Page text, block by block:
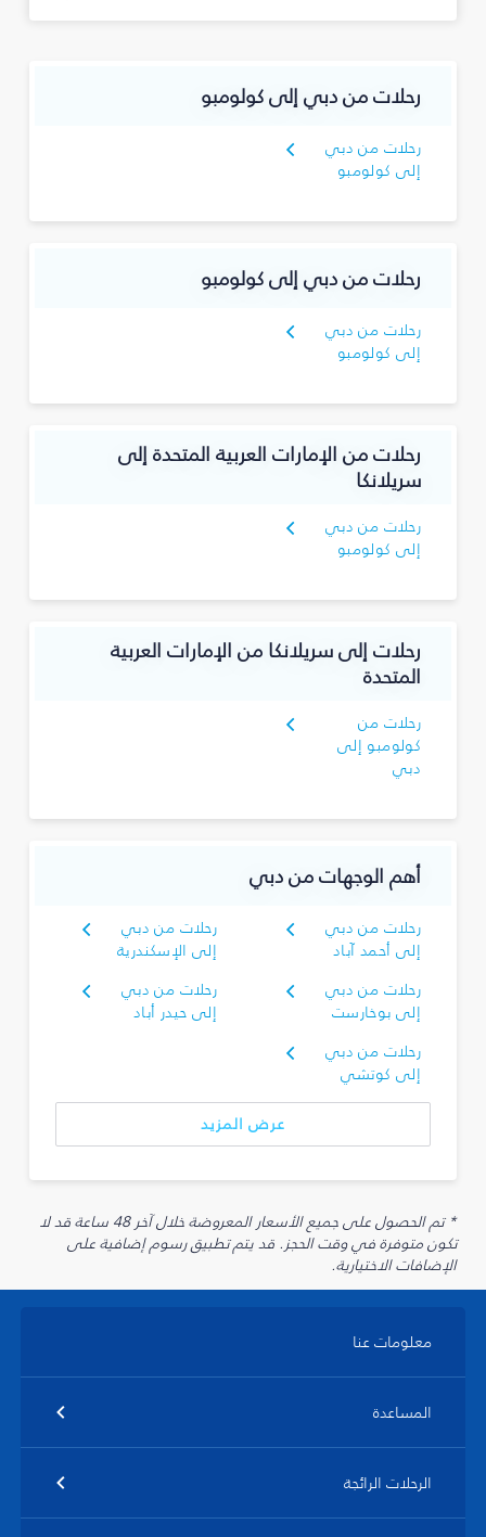
رحلات من دبي إلى كولومبو
رحلات من دبي
إلى كولومبو
رحلات من دبي إلى كولومبو
رحلات من دبي
إلى كولومبو
رحلات من الإمارات العربية المتحدة إلى
سريلانكا
رحلات من دبي
إلى كولومبو
رحلات إلى سريلانكا من الإمارات العربية
المتحدة
رحلات من
كولومبو إلى
دبي
أهم الوجهات من دبي
رحلات من دبي
إلى أحمد آباد
رحلات من دبي
إلى الإسكندرية
رحلات من دبي
إلى بوخارست
رحلات من دبي
إلى حيدر أباد
رحلات من دبي
إلى كوتشي
عرض المزيد
* تم الحصول على جميع الأسعار المعروضة خلال آخر 48 ساعة قد لا
تكون متوفرة في وقت الحجز. قد يتم تطبيق رسوم إضافية على
الإضافات الاختيارية.
معلومات عنا
المساعدة
الرحلات الرائجة